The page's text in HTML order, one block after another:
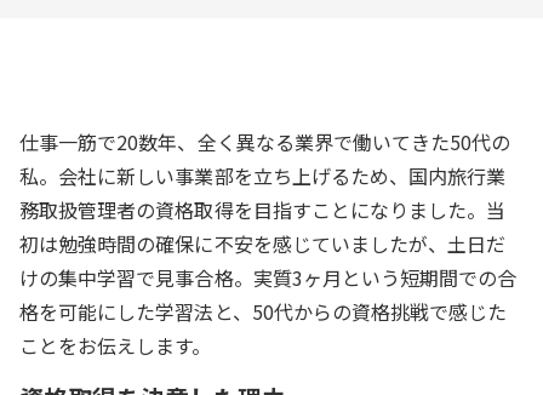
仕事一筋で20数年、全く異なる業界で働いてきた50代の
私。会社に新しい事業部を立ち上げるため、国内旅行業
務取扱管理者の資格取得を目指すことになりました。当
初は勉強時間の確保に不安を感じていましたが、土日だ
けの集中学習で見事合格。実質3ヶ月という短期間での合
格を可能にした学習法と、50代からの資格挑戦で感じた
ことをお伝えします。